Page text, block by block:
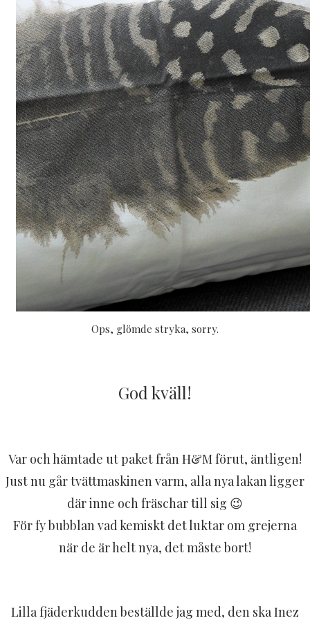
Ops, glömde stryka, sorry.
God kväll!
Var och hämtade ut paket från H&M förut, äntligen!
Just nu går tvättmaskinen varm, alla nya lakan ligger
där inne och fräschar till sig 😉
För fy bubblan vad kemiskt det luktar om grejerna
när de är helt nya, det måste bort!
Lilla fjäderkudden beställde jag med, den ska Inez